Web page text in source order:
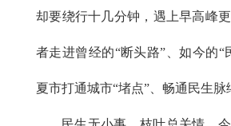
却要绕行十几分钟，遇上早高峰
者走进曾经的“断头路”、如今的“
夏市打通城市“堵点”、畅通民生脉